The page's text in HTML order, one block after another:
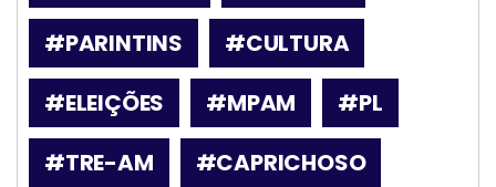
#PARINTINS
#CULTURA
#ELEIÇÕES
#MPAM
#PL
#TRE-AM
#CAPRICHOSO